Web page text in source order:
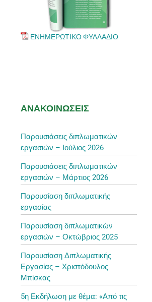
ΕΝΗΜΕΡΩΤΙΚΟ ΦΥΛΛΑΔΙΟ
ΑΝΑΚΟΙΝΩΣΕΙΣ
Παρουσιάσεις διπλωματικών
εργασιών – Ιούλιος 2026
Παρουσιάσεις διπλωματικών
εργασιών – Μάρτιος 2026
Παρουσίαση διπλωματικής
εργασίας
Παρουσίαση διπλωματικών
εργασιών – Οκτώβριος 2025
Παρουσίαση Διπλωματικής
Εργασίας – Χριστόδουλος
Μπίσκας
5η Εκδήλωση με θέμα: «Από τις